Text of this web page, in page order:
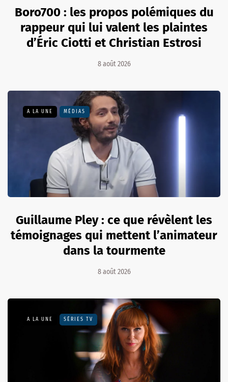
Boro700 : les propos polémiques du
rappeur qui lui valent les plaintes
d’Éric Ciotti et Christian Estrosi
8 août 2026
A LA UNE MÉDIAS
Guillaume Pley : ce que révèlent les
témoignages qui mettent l’animateur
dans la tourmente
8 août 2026
A LA UNE SÉRIES TV